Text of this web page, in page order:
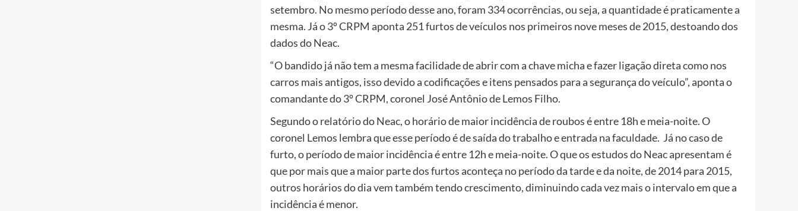
setembro. No mesmo período desse ano, foram 334 ocorrências, ou seja, a quantidade é praticamente a
mesma. Já o 3º CRPM aponta 251 furtos de veículos nos primeiros nove meses de 2015, destoando dos
dados do Neac.
“O bandido já não tem a mesma facilidade de abrir com a chave micha e fazer ligação direta como nos
carros mais antigos, isso devido a codificações e itens pensados para a segurança do veículo”, aponta o
comandante do 3º CRPM, coronel José Antônio de Lemos Filho.
Segundo o relatório do Neac, o horário de maior incidência de roubos é entre 18h e meia-noite. O
coronel Lemos lembra que esse período é de saída do trabalho e entrada na faculdade. Já no caso de
furto, o período de maior incidência é entre 12h e meia-noite. O que os estudos do Neac apresentam é
que por mais que a maior parte dos furtos aconteça no período da tarde e da noite, de 2014 para 2015,
outros horários do dia vem também tendo crescimento, diminuindo cada vez mais o intervalo em que a
incidência é menor.